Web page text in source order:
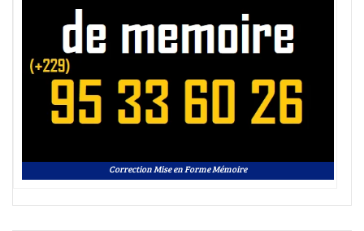
Correction Mise en Forme Mémoire